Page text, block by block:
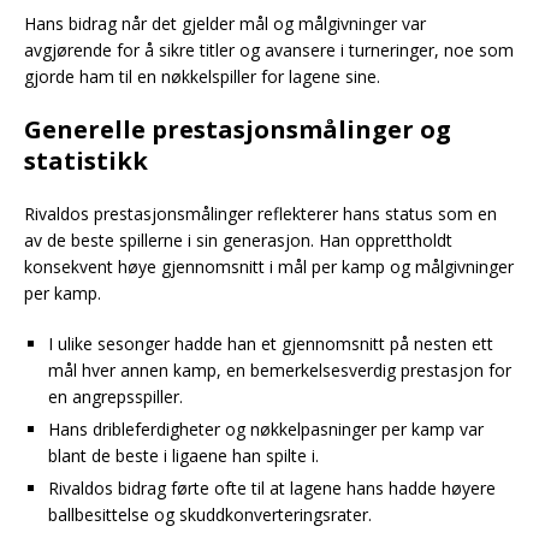
Hans bidrag når det gjelder mål og målgivninger var
avgjørende for å sikre titler og avansere i turneringer, noe som
gjorde ham til en nøkkelspiller for lagene sine.
Generelle prestasjonsmålinger og
statistikk
Rivaldos prestasjonsmålinger reflekterer hans status som en
av de beste spillerne i sin generasjon. Han opprettholdt
konsekvent høye gjennomsnitt i mål per kamp og målgivninger
per kamp.
I ulike sesonger hadde han et gjennomsnitt på nesten ett
mål hver annen kamp, en bemerkelsesverdig prestasjon for
en angrepsspiller.
Hans dribleferdigheter og nøkkelpasninger per kamp var
blant de beste i ligaene han spilte i.
Rivaldos bidrag førte ofte til at lagene hans hadde høyere
ballbesittelse og skuddkonverteringsrater.